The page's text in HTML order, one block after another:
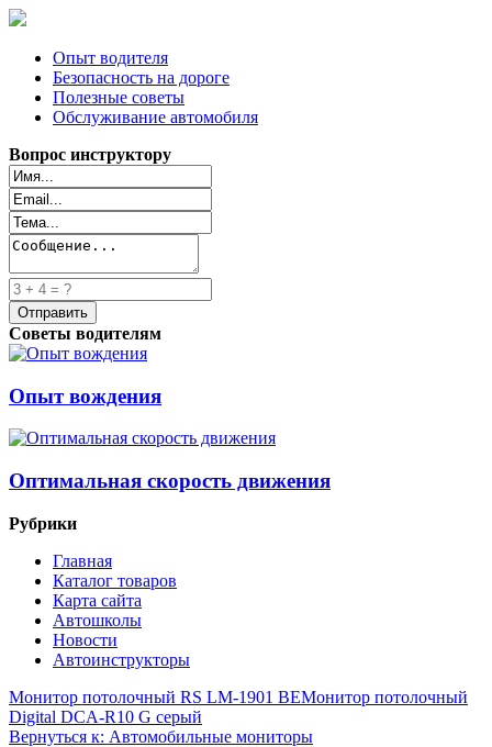
Опыт водителя
Безопасность на дороге
Полезные советы
Обслуживание автомобиля
Вопрос инструктору
Советы водителям
Опыт вождения
Оптимальная скорость движения
Рубрики
Главная
Каталог товаров
Карта сайта
Автошколы
Новости
Автоинструкторы
Монитор потолочный RS LM-1901 BEМонитор потолочный
Digital DCA-R10 G серый
Вернуться к: Автомобильные мониторы